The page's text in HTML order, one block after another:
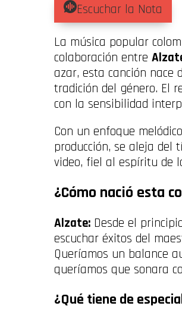
Escuchar la Nota
La música popular
colaboración entre
azar, esta canción nace
tradición del género. El
con la sensibilidad
Con un enfoque
producción, se aleja del
video, fiel al espíritu de
¿Cómo nació esta
Alzate: Desde el
escuchar éxitos del
Queríamos un balance
queríamos que sonara
¿Qué tiene de